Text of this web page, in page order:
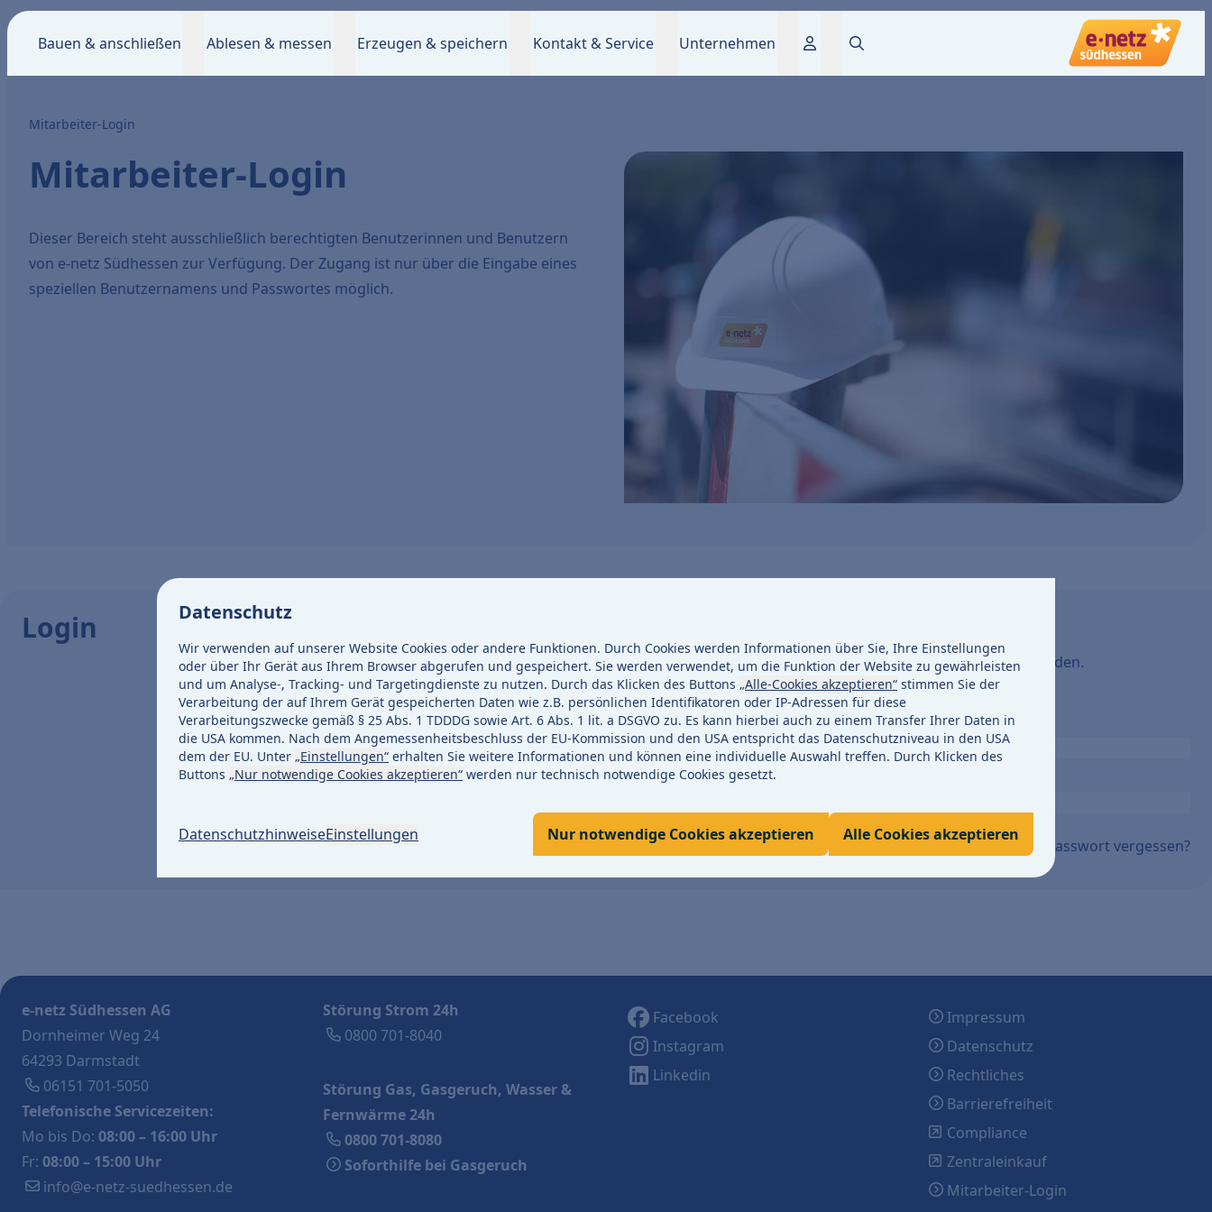
Datenschutz
Wir verwenden auf unserer Website Cookies oder andere Funktionen. Durch Cookies werden Informationen über Sie, Ihre Einstellungen
oder über Ihr Gerät aus Ihrem Browser abgerufen und gespeichert. Sie werden verwendet, um die Funktion der Website zu gewährleisten
und um Analyse-, Tracking- und Targetingdienste zu nutzen. Durch das Klicken des Buttons „Alle-Cookies akzeptieren“ stimmen Sie der
Verarbeitung der auf Ihrem Gerät gespeicherten Daten wie z.B. persönlichen Identifikatoren oder IP-Adressen für diese
Verarbeitungszwecke gemäß § 25 Abs. 1 TDDDG sowie Art. 6 Abs. 1 lit. a DSGVO zu. Es kann hierbei auch zu einem Transfer Ihrer Daten in
die USA kommen. Nach dem Angemessenheitsbeschluss der EU-Kommission und den USA entspricht das Datenschutzniveau in den USA
dem der EU. Unter „Einstellungen“ erhalten Sie weitere Informationen und können eine individuelle Auswahl treffen. Durch Klicken des
Buttons „Nur notwendige Cookies akzeptieren“ werden nur technisch notwendige Cookies gesetzt.
DatenschutzhinweiseEinstellungen Nur notwendige Cookies akzeptieren Alle Cookies akzeptieren
Bauen & anschließen Ablesen & messen Erzeugen & speichern Kontakt & Service Unternehmen Login
Mitarbeiter-Login
Mitarbeiter-Login
Dieser Bereich steht ausschließlich berechtigten Benutzerinnen und Benutzern
von e-netz Südhessen zur Verfügung. Der Zugang ist nur über die Eingabe eines
speziellen Benutzernamens und Passwortes möglich.
Login
Bitte geben Sie Ihren Benutzernamen und Ihr Passwort ein, um sich an der Website anzumelden.
Anmelden
Benutzername:
Passwort:
Passwort vergessen?
e-netz Südhessen AG
Dornheimer Weg 24
64293 Darmstadt
06151 701-5050
Telefonische Servicezeiten:
Mo bis Do: 08:00 – 16:00 Uhr
Fr: 08:00 – 15:00 Uhr
info@e-netz-suedhessen.de
Störung Strom 24h
0800 701-8040
Störung Gas, Gasgeruch, Wasser &
Fernwärme 24h
0800 701-8080
Soforthilfe bei Gasgeruch
Facebook
Instagram
Linkedin
Impressum
Datenschutz
Rechtliches
Barrierefreiheit
Compliance
Zentraleinkauf
Mitarbeiter-Login